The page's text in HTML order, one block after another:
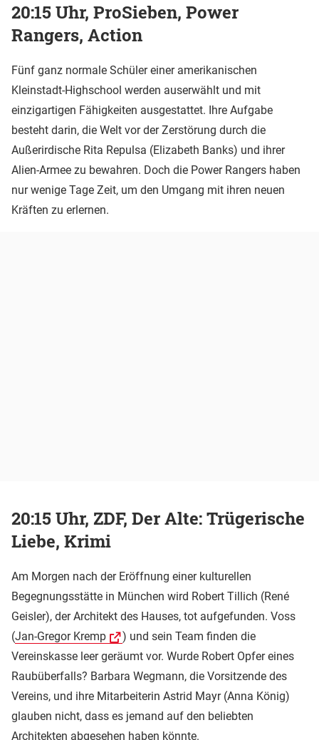
20:15 Uhr, ProSieben, Power
Rangers, Action
Fünf ganz normale Schüler einer amerikanischen
Kleinstadt-Highschool werden auserwählt und mit
einzigartigen Fähigkeiten ausgestattet. Ihre Aufgabe
besteht darin, die Welt vor der Zerstörung durch die
Außerirdische Rita Repulsa (Elizabeth Banks) und ihrer
Alien-Armee zu bewahren. Doch die Power Rangers haben
nur wenige Tage Zeit, um den Umgang mit ihren neuen
Kräften zu erlernen.
20:15 Uhr, ZDF, Der Alte: Trügerische
Liebe, Krimi
Am Morgen nach der Eröffnung einer kulturellen
Begegnungsstätte in München wird Robert Tillich (René
Geisler), der Architekt des Hauses, tot aufgefunden. Voss
(Jan-Gregor Kremp
) und sein Team finden die
Vereinskasse leer geräumt vor. Wurde Robert Opfer eines
Raubüberfalls? Barbara Wegmann, die Vorsitzende des
Vereins, und ihre Mitarbeiterin Astrid Mayr (Anna König)
glauben nicht, dass es jemand auf den beliebten
Architekten abgesehen haben könnte.